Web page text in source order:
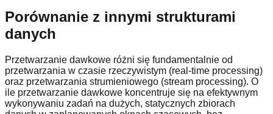
Porównanie z innymi strukturami
danych
Przetwarzanie dawkowe różni się fundamentalnie od
przetwarzania w czasie rzeczywistym (real-time processing)
oraz przetwarzania strumieniowego (stream processing). O
ile przetwarzanie dawkowe koncentruje się na efektywnym
wykonywaniu zadań na dużych, statycznych zbiorach